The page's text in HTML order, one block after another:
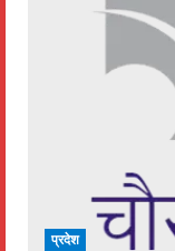
प्रदेश